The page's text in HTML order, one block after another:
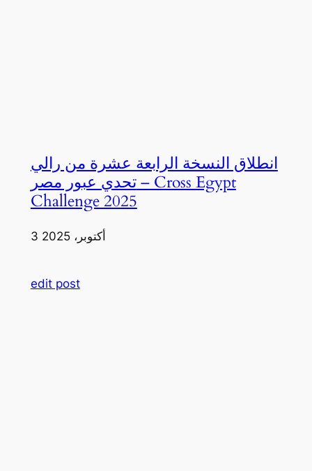
انطلاق النسخة الرابعة عشرة من رالي
تحدي عبور مصر – Cross Egypt
Challenge 2025
3 أكتوبر، 2025
edit post